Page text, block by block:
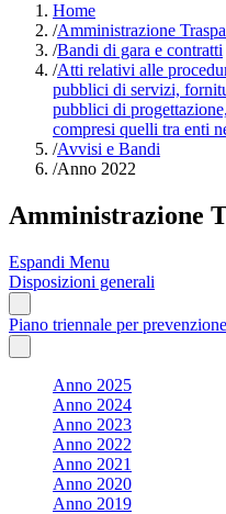
Home
/Amministrazione
/Bandi di gara e contratti
/Atti relativi alle
pubblici di servizi,
pubblici di
compresi quelli tra enti
/Avvisi e Bandi
/Anno 2022
Amministrazione
Espandi Menu
Disposizioni generali
Piano triennale per
Anno 2025
Anno 2024
Anno 2023
Anno 2022
Anno 2021
Anno 2020
Anno 2019